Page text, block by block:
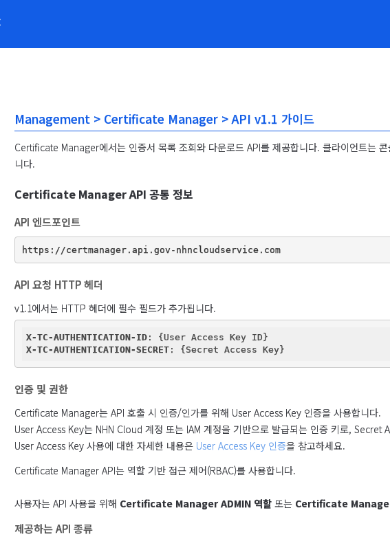
Management > Certificate Manager > API v1.1 가이드
Certificate Manager에서는 인증서 목록 조회와 다운로드 API를 제공합니다. 클라이언트는
니다.
Certificate Manager API 공통 정보
API 엔드포인트
https://certmanager.api.gov-nhncloudservice.com
API 요청 HTTP 헤더
v1.1에서는 HTTP 헤더에 필수 필드가 추가됩니다.
X-TC-AUTHENTICATION-ID
X-TC-AUTHENTICATION-SECRET
인증 및 권한
Certificate Manager는 API 호출 시 인증/인가를 위해 User Access Key 인증을 사용합니다.
User Access Key는 NHN Cloud 계정 또는 IAM 계정을 기반으로 발급되는 인증 키로, Secret
User Access Key 사용에 대한 자세한 내용은 User Access Key 인증을 참고하세요.
Certificate Manager API는 역할 기반 접근 제어(RBAC)를 사용합니다.
사용자는 API 사용을 위해 Certificate Manager ADMIN 역할 또는 Certificate Manager
제공하는 API 종류